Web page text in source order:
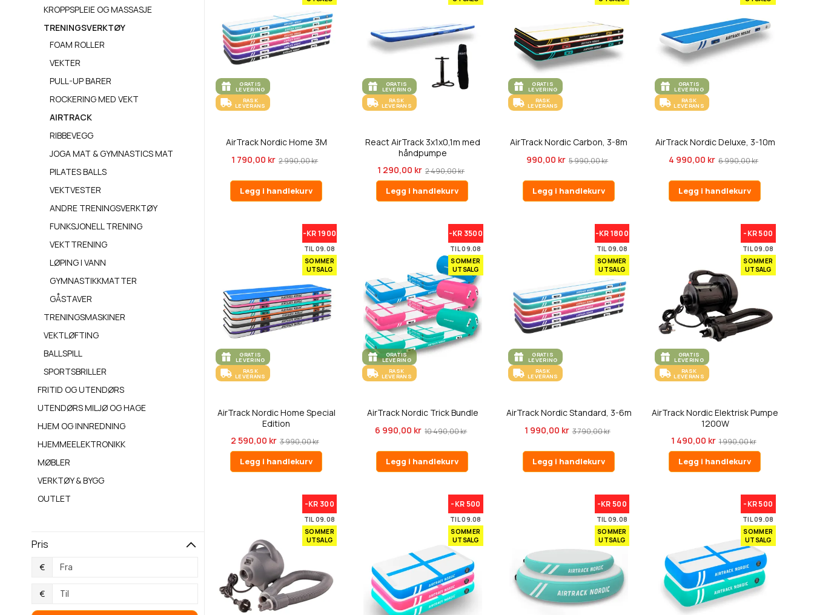
GRATIS
LEVERING
RASK
LEVERANS
AirTrack Nordic Home 3M
1 790,00 kr 2 990,00 kr
Legg i handlekurv
GRATIS
LEVERING
RASK
LEVERANS
React AirTrack 3x1x0,1m med
håndpumpe
1 290,00 kr 2 490,00 kr
Legg i handlekurv
GRATIS
LEVERING
RASK
LEVERANS
AirTrack Nordic Carbon, 3-8m
990,00 kr 5 990,00 kr
Legg i handlekurv
GRATIS
LEVERING
RASK
LEVERANS
AirTrack Nordic Deluxe, 3-10m
4 990,00 kr 6 990,00 kr
Legg i handlekurv
-KR 1900
TIL 09.08
SOMMER
UTSALG
GRATIS
LEVERING
RASK
LEVERANS
AirTrack Nordic Home Special
Edition
2 590,00 kr 3 990,00 kr
Legg i handlekurv
-KR 3500
TIL 09.08
SOMMER
UTSALG
GRATIS
LEVERING
RASK
LEVERANS
AirTrack Nordic Trick Bundle
6 990,00 kr 10 490,00 kr
Legg i handlekurv
-KR 1800
TIL 09.08
SOMMER
UTSALG
GRATIS
LEVERING
RASK
LEVERANS
AirTrack Nordic Standard, 3-6m
1 990,00 kr 3 790,00 kr
Legg i handlekurv
-KR 500
TIL 09.08
SOMMER
UTSALG
GRATIS
LEVERING
RASK
LEVERANS
AirTrack Nordic Elektrisk Pumpe
1200W
1 490,00 kr 1 990,00 kr
Legg i handlekurv
-KR 300
TIL 09.08
SOMMER
UTSALG
-KR 500
TIL 09.08
SOMMER
UTSALG
-KR 500
TIL 09.08
SOMMER
UTSALG
-KR 500
TIL 09.08
SOMMER
UTSALG
KROPPSPLEIE OG MASSASJE
TRENINGSVERKTØY
FOAM ROLLER
VEKTER
PULL-UP BARER
ROCKERING MED VEKT
AIRTRACK
RIBBEVEGG
JOGA MAT & GYMNASTICS MAT
PILATES BALLS
VEKTVESTER
ANDRE TRENINGSVERKTØY
FUNKSJONELL TRENING
VEKTTRENING
LØPING I VANN
GYMNASTIKKMATTER
GÅSTAVER
TRENINGSMASKINER
VEKTLØFTING
BALLSPILL
SPORTSBRILLER
FRITID OG UTENDØRS
UTENDØRS MILJØ OG HAGE
HJEM OG INNREDNING
HJEMMEELEKTRONIKK
MØBLER
VERKTØY & BYGG
OUTLET
Pris
€
€